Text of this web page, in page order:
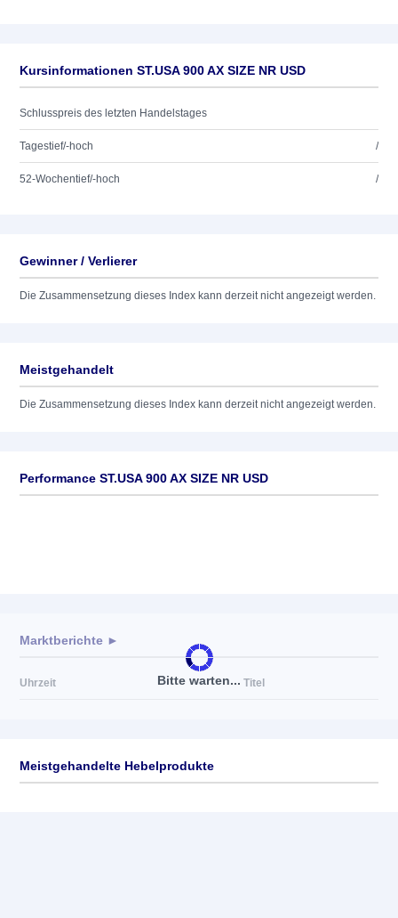
Kursinformationen ST.USA 900 AX SIZE NR USD
Schlusspreis des letzten Handelstages
Tagestief/-hoch /
52-Wochentief/-hoch /
Gewinner / Verlierer
Die Zusammensetzung dieses Index kann derzeit nicht angezeigt werden.
Meistgehandelt
Die Zusammensetzung dieses Index kann derzeit nicht angezeigt werden.
Performance ST.USA 900 AX SIZE NR USD
Bitte warten...
Marktberichte ►
Uhrzeit Titel
Meistgehandelte Hebelprodukte